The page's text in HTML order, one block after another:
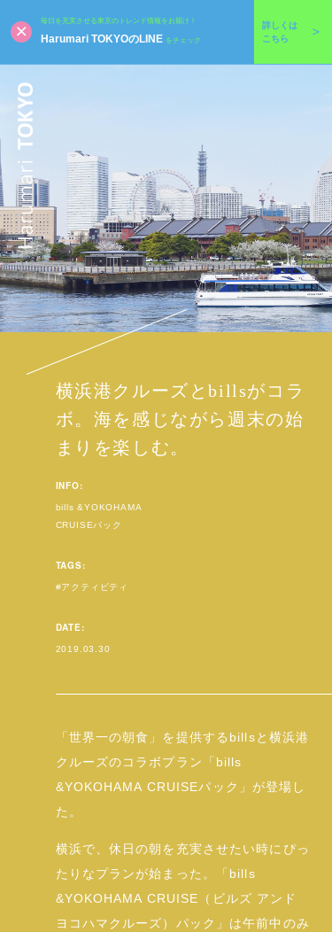
毎日を充実させる東京のトレンド情報をお届け！
Harumari TOKYOのLINE をチェック
詳しくは
こちら
横浜港クルーズとbillsがコラ
ボ。海を感じながら週末の始
まりを楽しむ。
INFO:
bills &YOKOHAMA
CRUISEパック
TAGS:
アクティビティ
DATE:
2019.03.30
「世界一の朝食」を提供するbillsと横浜港
クルーズのコラボプラン「bills
&YOKOHAMA CRUISEパック」が登場し
た。
横浜で、休日の朝を充実させたい時にぴっ
たりなプランが始まった。「bills
&YOKOHAMA CRUISE（ビルズ アンド
ヨコハマクルーズ）パック」は午前中のみ